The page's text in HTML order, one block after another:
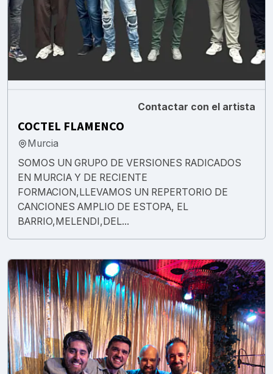
Contactar con el artista
COCTEL FLAMENCO
Murcia
SOMOS UN GRUPO DE VERSIONES RADICADOS
EN MURCIA Y DE RECIENTE
FORMACION,LLEVAMOS UN REPERTORIO DE
CANCIONES AMPLIO DE ESTOPA, EL
BARRIO,MELENDI,DEL...